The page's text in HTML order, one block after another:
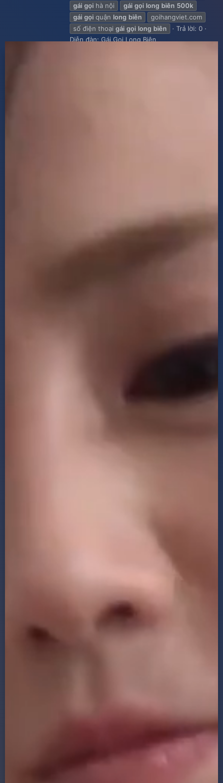
gái gọi hà nội gái gọi long biên 500k
gái gọi quận long biên
goihangviet.com
số điện thoại gái gọi long biên
Trả lời: 0
Diễn đàn: Gái Gọi Long Biên